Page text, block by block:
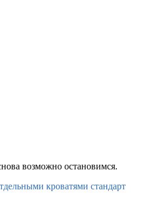
возможно остановимся.
кроватями стандарт